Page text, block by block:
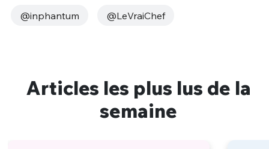
@inphantum @LeVraiChef
Articles les plus lus de la
semaine